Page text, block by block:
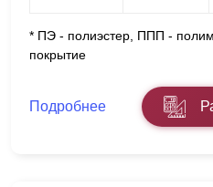
* ПЭ - полиэстер, ППП -
покрытие
Подробнее